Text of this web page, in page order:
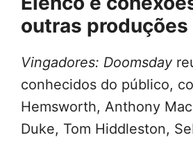
outras produções
Vingadores: Doomsday
conhecidos do público,
Hemsworth, Anthony
Duke, Tom Hiddleston,